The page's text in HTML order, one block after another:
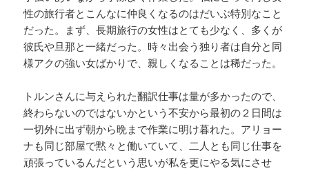
性の旅行者とこんなに仲良くなるのはだいぶ特別なこと
だった。まず、長期旅行の女性はとても少なく、多くが
彼氏や旦那と一緒だった。時々出会う独り者は自分と同
様アクの強い女ばかりで、親しくなることは稀だった。
トルンさんに与えられた翻訳仕事は量が多かったので、
終わらないのではないかという不安から最初の２日間は
一切外に出ず朝から晩まで作業に明け暮れた。アリョー
ナも同じ部屋で黙々と働いていて、二人とも同じ仕事を
頑張っているんだという思いが私を更にやる気にさせ